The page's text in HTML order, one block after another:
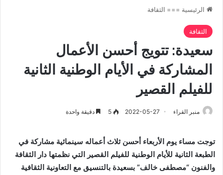
الرئيسية === الثقافة
الثقافة
سعيدة: تتويج أحسن الأعمال
المشاركة في الأيام الوطنية الثانية
للفيلم القصير
منبر القراء 2022-05-27
5 دقيقة واحدة
توجت مساء يوم الأربعاء أحسن ثلاث أعماله سينمائية مشاركة في
الطبعة الثانية للأيام الوطنية للفيلم القصير التي نظمتها دار الثقافة
والفنون “مصطفى خالف” بسعيدة بالتنسيق مع التعاونية الثقافية